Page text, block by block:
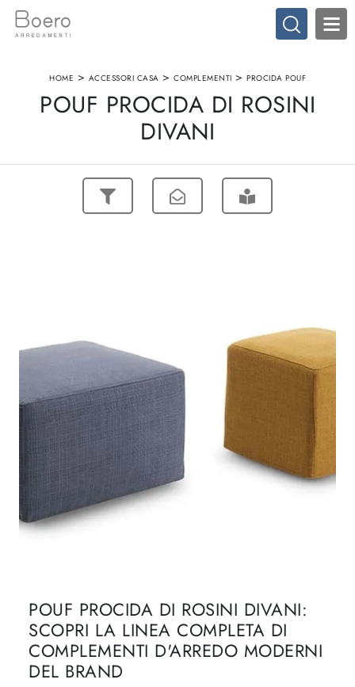
HOME > ACCESSORI CASA > COMPLEMENTI > PROCIDA POUF
POUF PROCIDA DI ROSINI
DIVANI
POUF PROCIDA DI ROSINI DIVANI:
SCOPRI LA LINEA COMPLETA DI
COMPLEMENTI D'ARREDO MODERNI
DEL BRAND